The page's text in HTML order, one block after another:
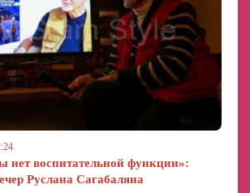
нет воспитательной функции»:
Руслана Сагабаляна